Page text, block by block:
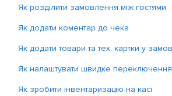
Як розділити замовлення між гостями
Як додати коментар до чека
Як додати товари та тех. картки у
Як налаштувати швидке переключення
Як зробити інвентаризацію на касі